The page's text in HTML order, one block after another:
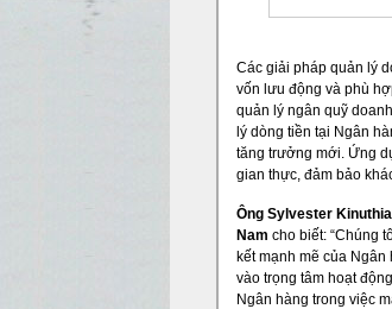
Các giải pháp quản lý
vốn lưu động và phù
quản lý ngân quỹ
lý dòng tiền tại Ngân
tăng trưởng mới. Ứng
gian thực, đảm bảo
Ông Sylvester
Nam cho biết: “Chúng
kết mạnh mẽ của
vào trọng tâm hoạt
Ngân hàng trong việc